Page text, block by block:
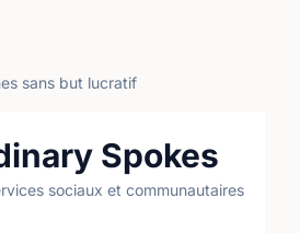
sans but lucratif
Spokes
sociaux et communautaires